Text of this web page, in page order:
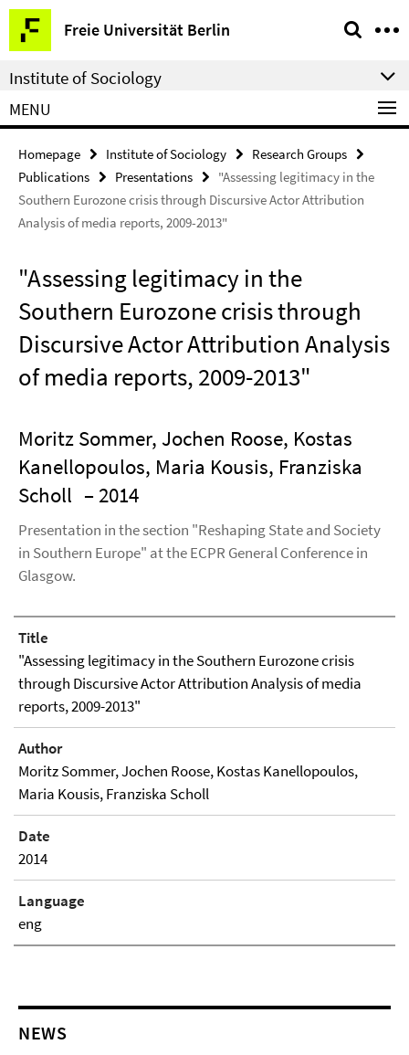
Springe
direkt
zu
Inhalt
Freie Universität Berlin
Service
Navigation
Institute of Sociology
MENU
Homepage Institute of Sociology
Research Groups
Publications
Presentations
"Assessing legitimacy in the
Southern Eurozone crisis through Discursive Actor Attribution
Analysis of media reports, 2009-2013"
"Assessing legitimacy in the
Southern Eurozone crisis through
Discursive Actor Attribution Analysis
of media reports, 2009-2013"
Moritz Sommer, Jochen Roose, Kostas
Kanellopoulos, Maria Kousis, Franziska
Scholl – 2014
Presentation in the section "Reshaping State and Society
in Southern Europe" at the ECPR General Conference in
Glasgow.
Title
"Assessing legitimacy in the Southern Eurozone crisis
through Discursive Actor Attribution Analysis of media
reports, 2009-2013"
Author
Moritz Sommer, Jochen Roose, Kostas Kanellopoulos,
Maria Kousis, Franziska Scholl
Date
2014
Language
eng
NEWS